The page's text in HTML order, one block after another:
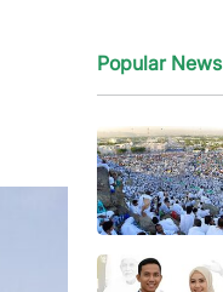
Popular News